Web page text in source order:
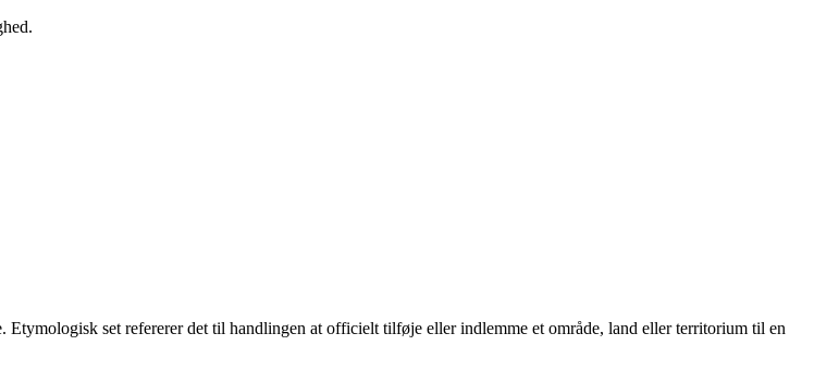
set refererer det til handlingen at officielt tilføje eller indlemme et område, land eller territorium til en